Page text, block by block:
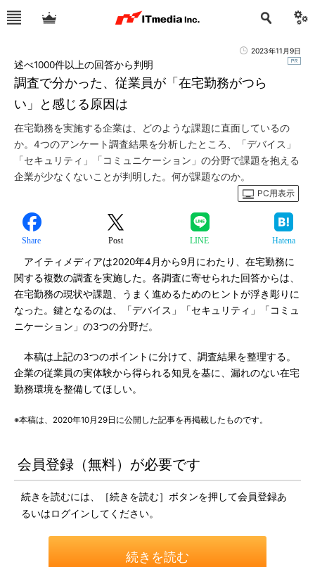
2023年11月9日
調査で分かった、従業員が「在宅勤務がつら
い」と感じる原因は
述べ1000件以上の回答から判明
在宅勤務を実施する企業は、どのような課題に直面しているの
か。4つのアンケート調査結果を分析したところ、「デバイス」
「セキュリティ」「コミュニケーション」の分野で課題を抱える
企業が少なくないことが判明した。何が課題なのか。
PC用表示
Share Post LINE Hatena
アイティメディアは2020年4月から9月にわたり、在宅勤務に
関する複数の調査を実施した。各調査に寄せられた回答からは、
在宅勤務の現状や課題、うまく進めるためのヒントが浮き彫りに
なった。鍵となるのは、「デバイス」「セキュリティ」「コミュ
ニケーション」の3つの分野だ。
本稿は上記の3つのポイントに分けて、調査結果を整理する。
企業の従業員の実体験から得られる知見を基に、漏れのない在宅
勤務環境を整備してほしい。
※本稿は、2020年10月29日に公開した記事を再掲載したものです。
会員登録（無料）が必要です
続きを読むには、［続きを読む］ボタンを押して会員登録あ
るいはログインしてください。
続きを読む